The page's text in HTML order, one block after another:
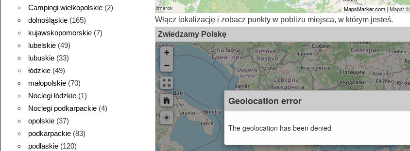
MapsMarker.com| Mapa: ©
Włącz lokalizację i zobacz punkty w pobliżu miejsca, w którym jesteś.
Zwiedzamy Polskę
+
−
Geolocation error
The geolocation has been denied
Campingi wielkopolskie(2)
dolnośląskie(165)
kujawskopomorskie(7)
lubelskie(49)
lubuskie(33)
łódzkie(49)
małopolskie(70)
Noclegi łódzkie(1)
Noclegi podkarpackie(4)
opolskie(37)
podkarpackie(83)
podlaskie(120)